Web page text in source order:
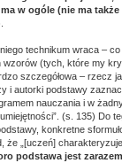
w ogóle (nie ma
technikum wraca –
(tych, które my
szczegółowa – rzecz
i autorki podstawy
nauczania i w
(s. 135) Do
konkretne
„[uczeń]
podstawa jest